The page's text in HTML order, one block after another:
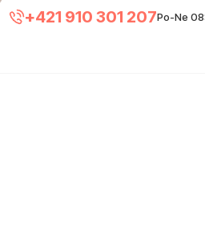
+421 910 301 207Po-Ne